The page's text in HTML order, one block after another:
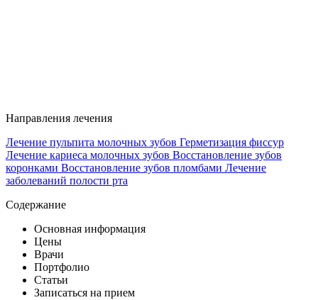
Направления лечения
Лечение пульпита молочных зубов Герметизация фиссур
Лечение кариеса молочных зубов Восстановление зубов
коронками Восстановление зубов пломбами Лечение
заболеваний полости рта
Содержание
Основная информация
Цены
Врачи
Портфолио
Статьи
Записаться на прием